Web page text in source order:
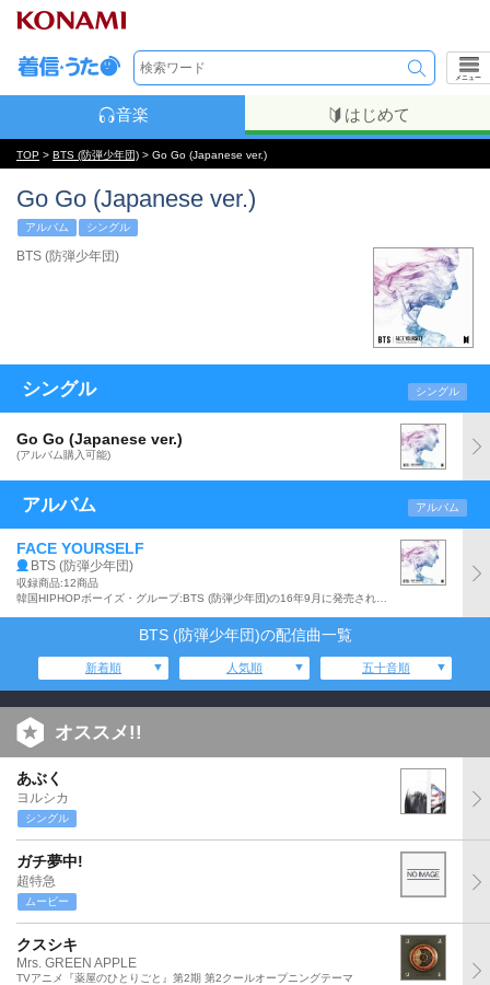
メニュー
音楽 はじめて
TOP > BTS (防弾少年団) > Go Go (Japanese ver.)
Go Go (Japanese ver.)
アルバム シングル
BTS (防弾少年団)
シングル シングル
Go Go (Japanese ver.)
(アルバム購入可能)
アルバム アルバム
FACE YOURSELF
BTS (防弾少年団)
収録商品:12商品
BTS (防弾少年団)の配信曲一覧
新着順 人気順 五十音順
オススメ!!
あぶく
ヨルシカ
シングル
ガチ夢中!
超特急
ムービー
クスシキ
Mrs. GREEN APPLE
TVアニメ『薬屋のひとりごと』第2期 第2クールオープニングテーマ